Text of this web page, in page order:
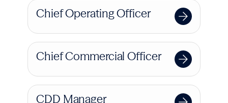
Chief Operating Officer
Chief Commercial Officer
CDD Manager